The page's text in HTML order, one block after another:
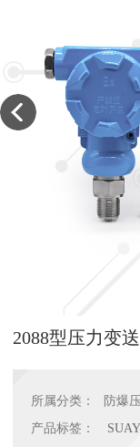
2088型压力变
所属分类：
防爆
产品标签：